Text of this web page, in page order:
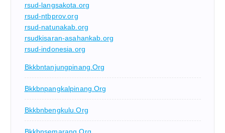
rsud-langsakota.org
rsud-ntbprov.org
rsud-natunakab.org
rsudkisaran-asahankab.org
rsud-indonesia.org
Bkkbntanjungpinang.org
Bkkbnpangkalpinang.org
Bkkbnbengkulu.org